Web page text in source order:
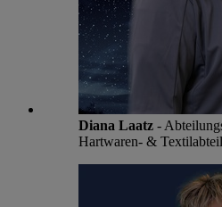
Diana Laatz -
Hartwaren- &